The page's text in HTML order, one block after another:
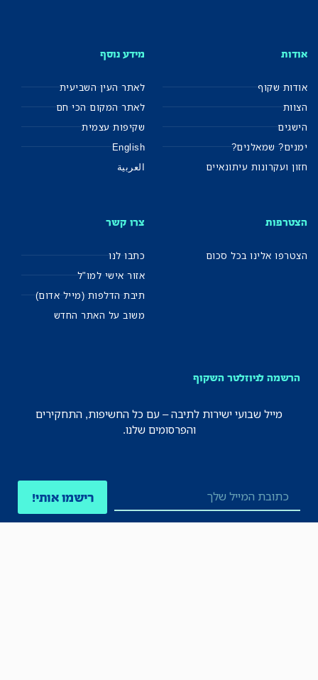
אודות
אודות שקוף
הצוות
הישגים
ימנים? שמאלנים?
חזון ועקרונות עיתונאיים
מידע נוסף
לאתר העין השביעית
לאתר המקום הכי חם
שקיפות עצמית
English
العربية
הצטרפות
הצטרפו אלינו בכל סכום
צרו קשר
כתבו לנו
אזור אישי למו"ל
תיבת הדלפות (מייל אדום)
משוב על האתר החדש
הרשמה לניוזלטר השקוף
מייל שבועי ישירות לתיבה – עם כל החשיפות, התחקירים
והפרסומים שלנו.
רישמו אותי!